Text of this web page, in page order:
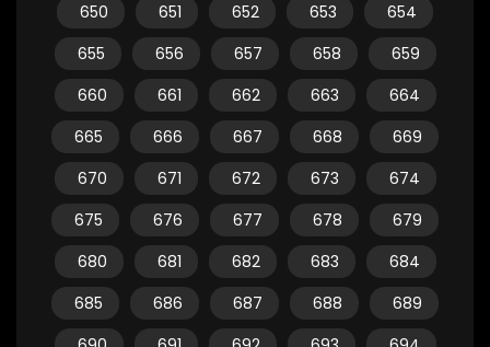
650
651 652 653
654
655
656 657 658
659
660
661 662 663
664
665
666 667 668
669
670
671 672 673
674
675
676 677 678
679
680
681 682 683
684
685
686 687 688
689